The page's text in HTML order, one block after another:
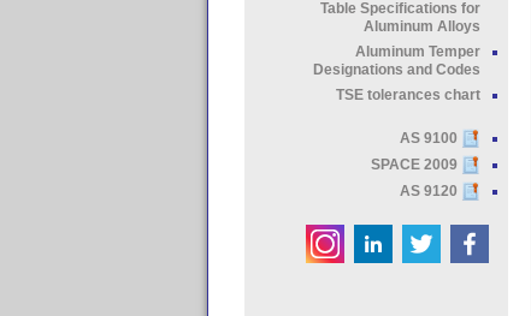
Table Specifications for
Aluminum Alloys
Aluminum Temper
Designations and Codes
TSE tolerances chart